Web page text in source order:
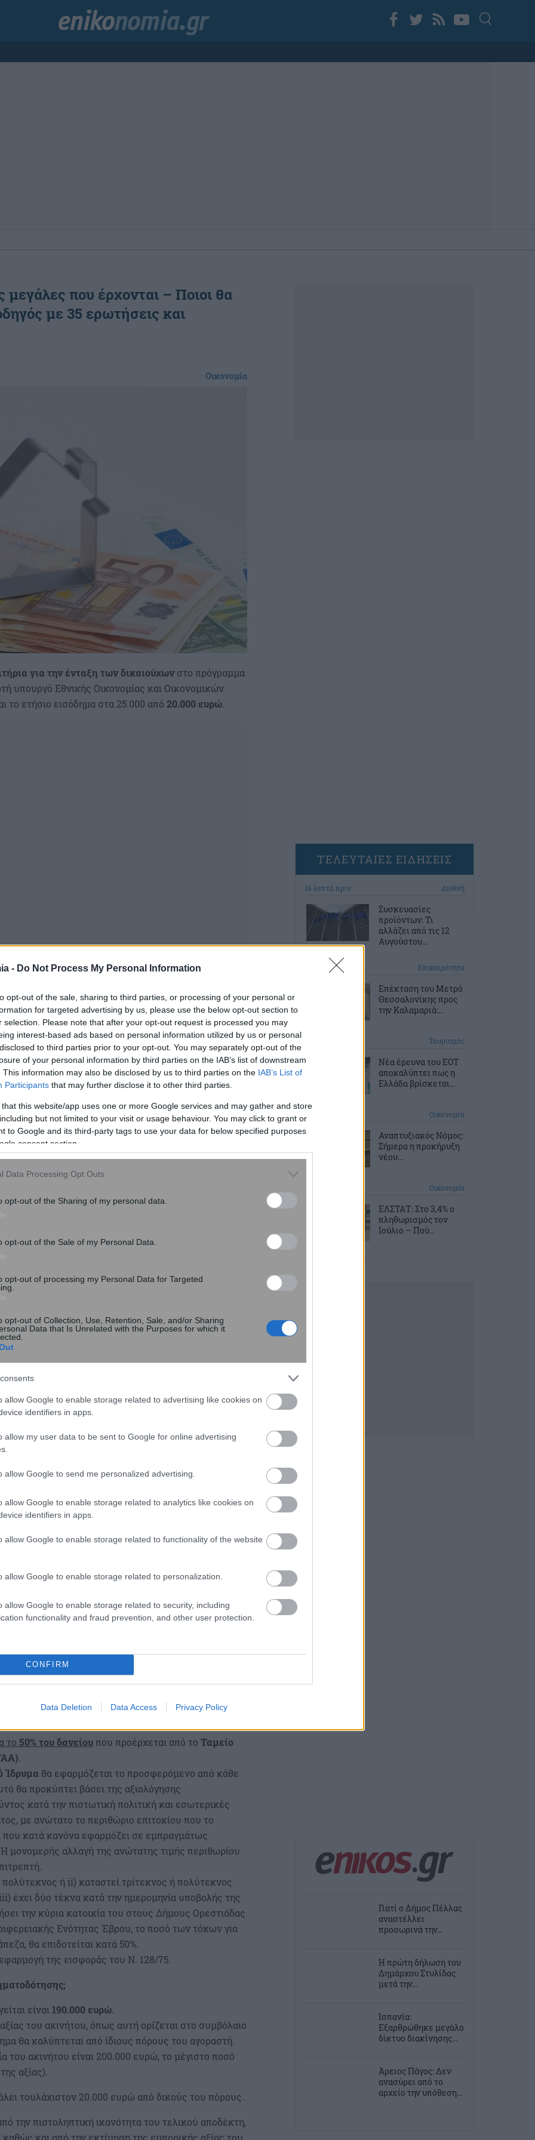
- Do Not Process My Personal Information
opt-out of the sale, sharing to third parties, or processing of your personal or
for targeted advertising by us, please use the below opt-out section to
selection. Please note that after your opt-out request is processed you may
interest-based ads based on personal information utilized by us or personal
to third parties prior to your opt-out. You may separately opt-out of the
of your personal information by third parties on the IAB’s list of downstream
This information may also be disclosed by us to third parties on the IAB’s List of
Participants that may further disclose it to other third parties.
that this website/app uses one or more Google services and may gather and store
but not limited to your visit or usage behaviour. You may click to grant or
to Google and its third-party tags to use your data for below specified purposes
consent section.
Data Processing Opt Outs
opt-out of the Sharing of my personal data.
opt-out of the Sale of my Personal Data.
opt-out of processing my Personal Data for Targeted
opt-out of Collection, Use, Retention, Sale, and/or Sharing
Data that Is Unrelated with the Purposes for which it
allow Google to enable storage related to advertising like cookies on
identifiers in apps.
allow my user data to be sent to Google for online advertising
allow Google to send me personalized advertising.
allow Google to enable storage related to analytics like cookies on
identifiers in apps.
allow Google to enable storage related to functionality of the website
allow Google to enable storage related to personalization.
allow Google to enable storage related to security, including
functionality and fraud prevention, and other user protection.
CONFIRM
Data Deletion Data Access Privacy Policy
μεγάλες που έρχονται – Ποιοι θα
με 35 ερωτήσεις και
Οικονομία
για την ένταξη των δικαιούχωνστο πρόγραμμα
υπουργό Εθνικής Οικονομίας και Οικονομικών
το ετήσιο εισόδημα στα 25.000 από 20.000 ευρώ.
αυξάνεται στα35.000 ευρώ ενώ αυξάνεται για κάθε
μια τετραμελής οικογένεια που έχει τώρα
αυτό πηγαίνει στις 45.000 ευρώ. Στιςμονογονεϊκές
39.000 ευρώ.
του Προγράμματος;
μου ΙΙ»διαμορφώνεται ως εξής:
ευρώ.
και Ανθεκτικότητας (ΤΑΑ), μεμηδενικό επιτόκιο
20.000 ωφελούμενων
για τον δικαιούχο του Προγράμματος;
το 50% του δανείου που προέρχεται από το Ταμείο
.
Ίδρυμα θα εφαρμόζεται το προσφερόμενο από κάθε
θα προκύπτει βάσει της αξιολόγησης
κατά την πιστωτική πολιτική και εσωτερικές
με ανώτατο το περιθώριο επιτοκίου που το
που κατά κανόνα εφαρμόζει σε εμπραγμάτως
μονομερής αλλαγή της ανώτατης τιμής περιθωρίου
πολύτεκνος ή ii) καταστεί τρίτεκνος ή πολύτεκνος
έχει δύο τέκνα κατά την ημερομηνία υποβολής της
την κύρια κατοικία του στους Δήμους Ορεστιάδας
Ενότητας Έβρου, το ποσό των τόκων για
θα επιδοτείται κατά 50%.
της εισφοράς του Ν. 128/75.
είναι 190.000 ευρώ.
του ακινήτου, όπως αυτή ορίζεται στο συμβόλαιο
θα καλύπτεται από ίδιους πόρους του αγοραστή.
του ακινήτου είναι 200.000 ευρώ, το μέγιστο ποσό
αξίας).
τουλάχιστον 20.000 ευρώ από δικούς του πόρους.
την πιστοληπτική ικανότητα του τελικού αποδέκτη,
και από την εκτίμηση της εμπορικής αξίας του
ΤΕΛΕΥΤΑΙΕΣ ΕΙΔΗΣΕΙΣ
16 λεπτά πριν Διεθνή
Συσκευασίες
προϊόντων: Τι
αλλάζει από τις 12
Αυγούστου...
46 λεπτά πριν Επικαιρότητα
Επέκταση του Μετρό
Θεσσαλονίκης προς
την Καλαμαριά:...
Τουρισμός
Νέα έρευνα του ΕΟΤ
αποκαλύπτει πως η
Ελλάδα βρίσκεται...
Οικονομία
Αναπτυξιακός Νόμος:
Σήμερα η προκήρυξη
νέου...
Οικονομία
ΕΛΣΤΑΤ: Στο 3,4% ο
πληθωρισμός τον
Ιούλιο – Πού...
Γιατί ο Δήμος Πέλλας
αναστέλλει
προσωρινά την...
Η πρώτη δήλωση του
Δημάρχου Στυλίδας
μετά την...
Ισπανία:
Εξαρθρώθηκε μεγάλο
δίκτυο διακίνησης...
Άρειος Πάγος: Δεν
ανασύρει από το
αρχείο την υπόθεση...